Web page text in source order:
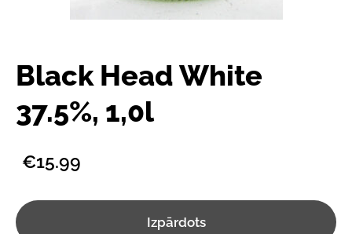
Black Head White
37.5%, 1,0l
€15.99
Izpārdots